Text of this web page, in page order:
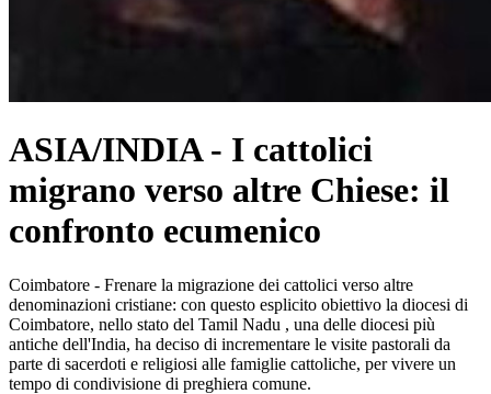
ASIA/INDIA - I cattolici
migrano verso altre Chiese: il
confronto ecumenico
Coimbatore - Frenare la migrazione dei cattolici verso altre
denominazioni cristiane: con questo esplicito obiettivo la diocesi di
Coimbatore, nello stato del Tamil Nadu , una delle diocesi più
antiche dell'India, ha deciso di incrementare le visite pastorali da
parte di sacerdoti e religiosi alle famiglie cattoliche, per vivere un
tempo di condivisione di preghiera comune.